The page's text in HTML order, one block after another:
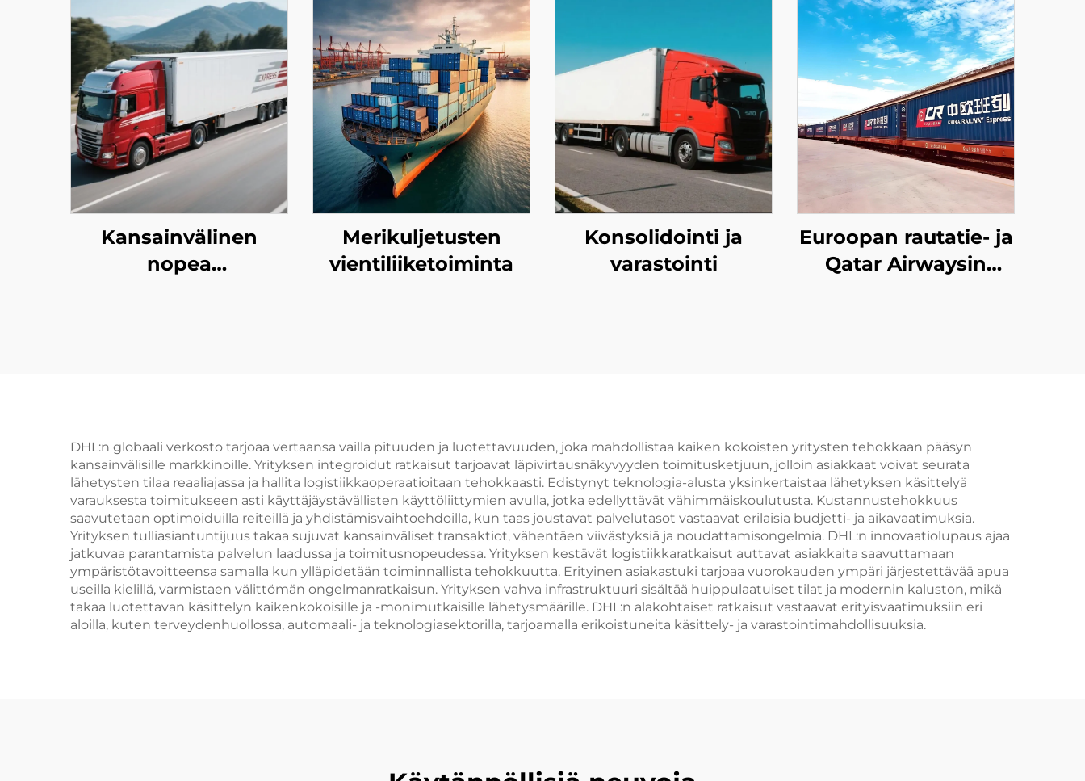
Kansainvälinen
nopea
Merikuljetusten
vientiliiketoiminta
Konsolidointi ja
varastointi
Euroopan rautatie- ja
Qatar Airwaysin
DHL:n globaali verkosto tarjoaa vertaansa vailla pituuden ja luotettavuuden, joka mahdollistaa kaiken kokoisten yritysten tehokkaan pääsyn
kansainvälisille markkinoille. Yrityksen integroidut ratkaisut tarjoavat läpivirtausnäkyvyyden toimitusketjuun, jolloin asiakkaat voivat seurata
lähetysten tilaa reaaliajassa ja hallita logistiikkaoperaatioitaan tehokkaasti. Edistynyt teknologia-alusta yksinkertaistaa lähetyksen käsittelyä
varauksesta toimitukseen asti käyttäjäystävällisten käyttöliittymien avulla, jotka edellyttävät vähimmäiskoulutusta. Kustannustehokkuus
saavutetaan optimoiduilla reiteillä ja yhdistämisvaihtoehdoilla, kun taas joustavat palvelutasot vastaavat erilaisia budjetti- ja aikavaatimuksia.
Yrityksen tulliasiantuntijuus takaa sujuvat kansainväliset transaktiot, vähentäen viivästyksiä ja noudattamisongelmia. DHL:n innovaatiolupaus ajaa
jatkuvaa parantamista palvelun laadussa ja toimitusnopeudessa. Yrityksen kestävät logistiikkaratkaisut auttavat asiakkaita saavuttamaan
ympäristötavoitteensa samalla kun ylläpidetään toiminnallista tehokkuutta. Erityinen asiakastuki tarjoaa vuorokauden ympäri järjestettävää apua
useilla kielillä, varmistaen välittömän ongelmanratkaisun. Yrityksen vahva infrastruktuuri sisältää huippulaatuiset tilat ja modernin kaluston, mikä
takaa luotettavan käsittelyn kaikenkokoisille ja -monimutkaisille lähetysmäärille. DHL:n alakohtaiset ratkaisut vastaavat erityisvaatimuksiin eri
aloilla, kuten terveydenhuollossa, automaali- ja teknologiasektorilla, tarjoamalla erikoistuneita käsittely- ja varastointimahdollisuuksia.